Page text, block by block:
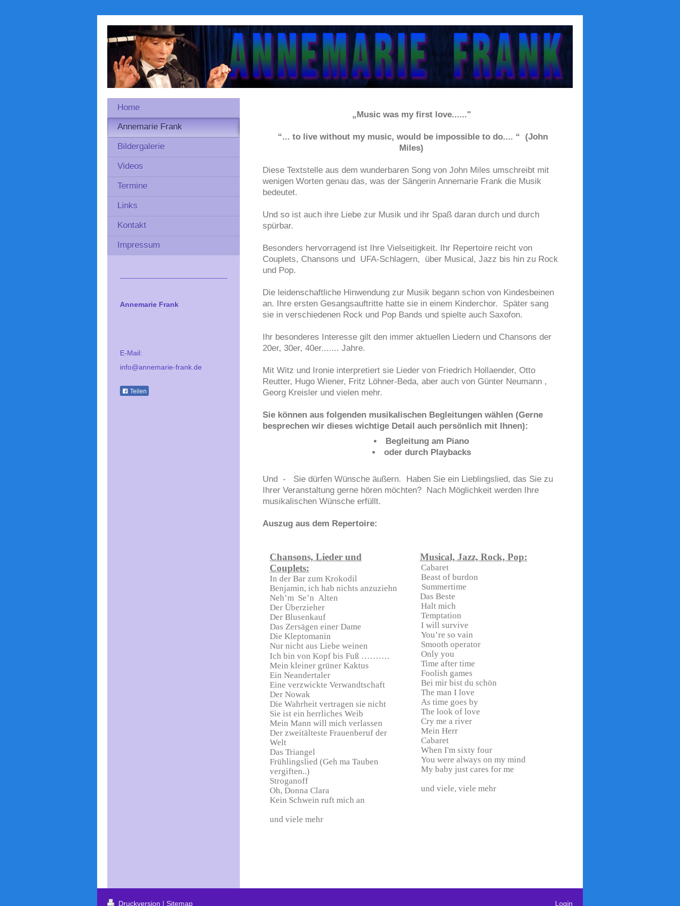
„Music was my first love......"
“... to live without my music, would be impossible to do.... “ (John
Miles)
Diese Textstelle aus dem wunderbaren Song von John Miles umschreibt mit
wenigen Worten genau das, was der Sängerin Annemarie Frank die Musik
bedeutet.
Und so ist auch ihre Liebe zur Musik und ihr Spaß daran durch und durch
spürbar.
Besonders hervorragend ist Ihre Vielseitigkeit. Ihr Repertoire reicht von
Couplets, Chansons und UFA-Schlagern, über Musical, Jazz bis hin zu Rock
und Pop.
Die leidenschaftliche Hinwendung zur Musik begann schon von Kindesbeinen
an. Ihre ersten Gesangsauftritte hatte sie in einem Kinderchor. Später sang
sie in verschiedenen Rock und Pop Bands und spielte auch Saxofon.
Ihr besonderes Interesse gilt den immer aktuellen Liedern und Chansons der
20er, 30er, 40er....... Jahre.
Mit Witz und Ironie interpretiert sie Lieder von Friedrich Hollaender, Otto
Reutter, Hugo Wiener, Fritz Löhner-Beda, aber auch von Günter Neumann ,
Georg Kreisler und vielen mehr.
Sie können aus folgenden musikalischen Begleitungen wählen (Gerne
besprechen wir dieses wichtige Detail auch persönlich mit Ihnen):
Begleitung am Piano
oder durch Playbacks
Und - Sie dürfen Wünsche äußern. Haben Sie ein Lieblingslied, das Sie zu
Ihrer Veranstaltung gerne hören möchten? Nach Möglichkeit werden Ihre
musikalischen Wünsche erfüllt.
Auszug aus dem Repertoire:
Chansons, Lieder und
Couplets:
In der Bar zum Krokodil
Benjamin, ich hab nichts anzuziehn
Neh’m Se’n Alten
Der Überzieher
Der Blusenkauf
Das Zersägen einer Dame
Die Kleptomanin
Nur nicht aus Liebe weinen
Ich bin von Kopf bis Fuß ……….
Mein kleiner grüner Kaktus
Ein Neandertaler
Eine verzwickte Verwandtschaft
Der Nowak
Die Wahrheit vertragen sie nicht
Sie ist ein herrliches Weib
Mein Mann will mich verlassen
Der zweitälteste Frauenberuf der
Welt
Das Triangel
Frühlingslied (Geh ma Tauben
vergiften..)
Stroganoff
Oh, Donna Clara
Kein Schwein ruft mich an
und viele mehr
Musical, Jazz, Rock, Pop:
Cabaret
Beast of burdon
Summertime
Das Beste
Halt mich
Temptation
I will survive
You’re so vain
Smooth operator
Only you
Time after time
Foolish games
Bei mir bist du schön
The man I love
As time goes by
The look of love
Cry me a river
Mein Herr
Cabaret
When I'm sixty four
You were always on my mind
My baby just cares for me
und viele, viele mehr
Home
Annemarie Frank
Bildergalerie
Videos
Termine
Links
Kontakt
Impressum
Annemarie Frank
E-Mail:
info@annemarie-frank.de
Teilen
Druckversion | Sitemap Login